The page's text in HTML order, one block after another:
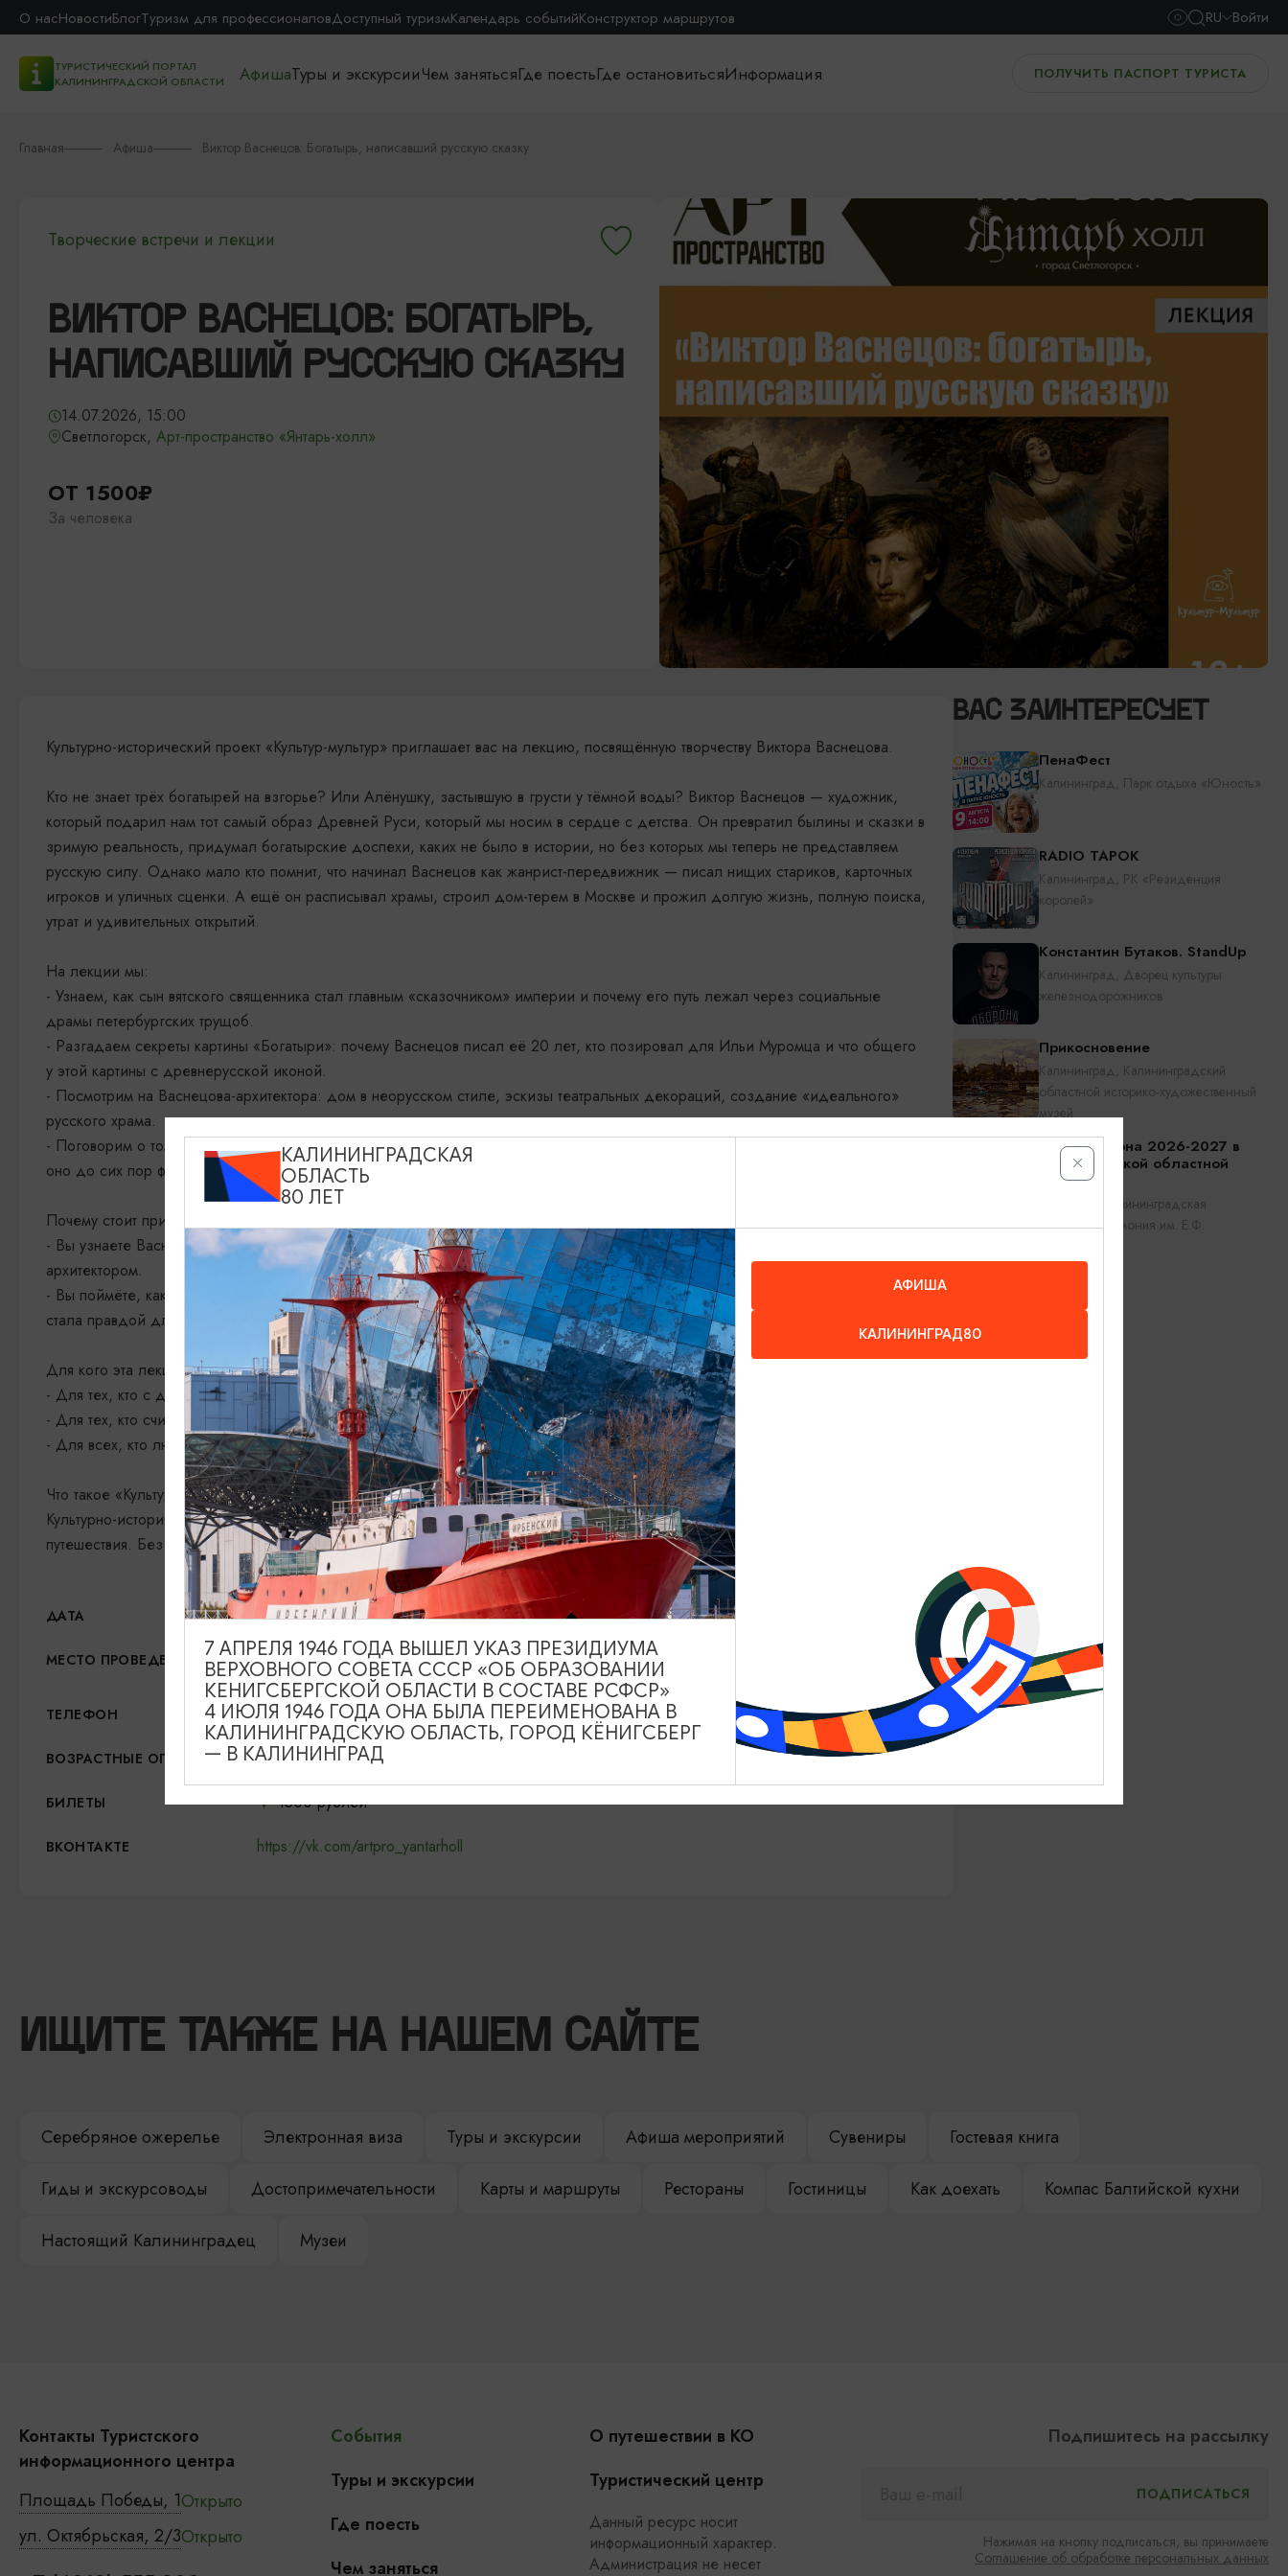
О насНовостиБлогТуризм для профессионаловДоступный туризмКалендарь событийКонструктор маршрутов RU Войти
ТУРИСТИЧЕСКИЙ ПОРТАЛ
КАЛИНИНГРАДСКОЙ ОБЛАСТИ
АфишаТуры и экскурсииЧем занятьсяГде поестьГде остановитьсяИнформация ПОЛУЧИТЬ ПАСПОРТ ТУРИСТА
Главная Афиша Виктор Васнецов: Богатырь, написавший русскую сказку
Творческие встречи и лекции
ВИКТОР ВАСНЕЦОВ: БОГАТЫРЬ,
НАПИСАВШИЙ РУССКУЮ СКАЗКУ
14.07.2026, 15:00
Светлогорск, Арт-пространство «Янтарь-холл»
ОТ 1500₽
За человека
Культурно-исторический проект «Культур-мультур» приглашает вас на лекцию, посвящённую творчеству Виктора Васнецова.
Кто не знает трёх богатырей на взгорье? Или Алёнушку, застывшую в грусти у тёмной воды? Виктор Васнецов — художник,
который подарил нам тот самый образ Древней Руси, который мы носим в сердце с детства. Он превратил былины и сказки в
зримую реальность, придумал богатырские доспехи, каких не было в истории, но без которых мы теперь не представляем
русскую силу. Однако мало кто помнит, что начинал Васнецов как жанрист-передвижник — писал нищих стариков, карточных
игроков и уличных сценки. А ещё он расписывал храмы, строил дом-терем в Москве и прожил долгую жизнь, полную поиска,
утрат и удивительных открытий.
На лекции мы:
- Узнаем, как сын вятского священника стал главным «сказочником» империи и почему его путь лежал через социальные
драмы петербургских трущоб.
- Разгадаем секреты картины «Богатыри»: почему Васнецов писал её 20 лет, кто позировал для Ильи Муромца и что общего
у этой картины с древнерусской иконой.
- Посмотрим на Васнецова-архитектора: дом в неорусском стиле, эскизы театральных декораций, создание «идеального»
русского храма.
- Поговорим о том, как его искусство из «сказочного» стало священным (росписи Владимирского собора в Киеве) и почему
оно до сих пор формирует наше представление о «настоящей» России.
Почему стоит прийти?
- Вы узнаете Васнецова за пределами хрестоматийных картин. Оказывается, он был и сатириком, и портретистом, и даже
архитектором.
- Вы поймёте, как создавался национальный миф. Васнецов не иллюстрировал историю — он её выдумал. И эта выдумка
стала правдой для миллионов.
Для кого эта лекция:
- Для тех, кто с детства помнит «Алёнушку» и «Богатырей» и хочет узнать, как они рождались.
- Для тех, кто считает, что в русском искусстве есть своя магия — не хуже итальянского Ренессанса.
- Для всех, кто любил и любит сказку и теперь готов взглянуть на неё взрослыми глазами.
Что такое «Культур-мультур»?
Культурно-исторический проект двух искусствоведов, которые превращают лекции об искусстве в живые, увлекательные
путешествия. Без занудства, но с глубокими смыслами.
ДАТА 14.07.2026, 15:00
МЕСТО ПРОВЕДЕНИЯ Арт-пространство «Янтарь-холл», ул. Ленина, 11, Светлогорск
ТЕЛЕФОН +7 (4012) 300-111
ВОЗРАСТНЫЕ ОГРАНИЧЕНИЯ12+
БИЛЕТЫ 1500 рублей
ВКОНТАКТЕ https://vk.com/artpro_yantarholl
ВАС ЗАИНТЕРЕСУЕТ
ПенаФест
Калининград, Парк отдыха «Юность»
RADIO TAPOK
Калининград, РК «Резиденция
королей»
Константин Бутаков. StandUp
Калининград, Дворец культуры
железнодорожников
Прикосновение
Калининград, Калининградский
областной историко-художественный
музей
Открытие сезона 2026-2027 в
Калининградской областной
филармонии
Калининград, Калининградская
областная филармония им. Е.Ф.
ИЩИТЕ ТАКЖЕ НА НАШЕМ САЙТЕ
Серебряное ожерелье Электронная виза Туры и экскурсии Афиша мероприятий Сувениры Гостевая книга
Гиды и экскурсоводы Достопримечательности Карты и маршруты Рестораны Гостиницы Как доехать Компас Балтийской кухни
Настоящий Калининградец Музеи
Контакты Туристского
информационного центра
Площадь Победы, 1Открыто
ул. Октябрьская, 2/3Открыто
События
Туры и экскурсии
Где поесть
Чем заняться
О путешествии в КО
Туристический центр
Данный ресурс носит
информационный характер.
Администрация не несет
Подпишитесь на рассылку
Нажимая на кнопку подписаться, вы принимаете
Соглашение об обработке персональных данных
КАЛИНИНГРАДСКАЯ
ОБЛАСТЬ
80 ЛЕТ
АФИША
КАЛИНИНГРАД80
7 АПРЕЛЯ 1946 ГОДА ВЫШЕЛ УКАЗ ПРЕЗИДИУМА
ВЕРХОВНОГО СОВЕТА СССР «ОБ ОБРАЗОВАНИИ
КЕНИГСБЕРГСКОЙ ОБЛАСТИ В СОСТАВЕ РСФСР»
4 ИЮЛЯ 1946 ГОДА ОНА БЫЛА ПЕРЕИМЕНОВАНА В
КАЛИНИНГРАДСКУЮ ОБЛАСТЬ, ГОРОД КЁНИГСБЕРГ
— В КАЛИНИНГРАД